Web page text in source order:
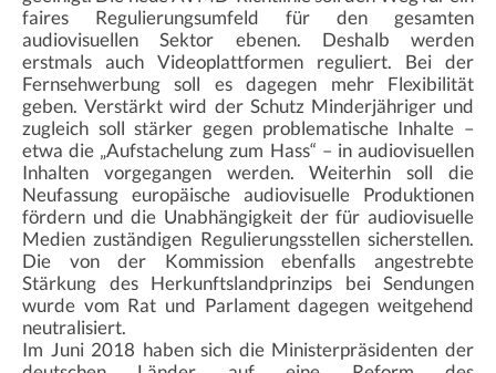
faires Regulierungsumfeld für den gesamten
audiovisuellen Sektor ebenen. Deshalb werden
erstmals auch Videoplattformen reguliert. Bei der
Fernsehwerbung soll es dagegen mehr Flexibilität
geben. Verstärkt wird der Schutz Minderjähriger und
zugleich soll stärker gegen problematische Inhalte –
etwa die „Aufstachelung zum Hass“ – in audiovisuellen
Inhalten vorgegangen werden. Weiterhin soll die
Neufassung europäische audiovisuelle Produktionen
fördern und die Unabhängigkeit der für audiovisuelle
Medien zuständigen Regulierungsstellen sicherstellen.
Die von der Kommission ebenfalls angestrebte
Stärkung des Herkunftslandprinzips bei Sendungen
wurde vom Rat und Parlament dagegen weitgehend
neutralisiert.
Im Juni 2018 haben sich die Ministerpräsidenten der